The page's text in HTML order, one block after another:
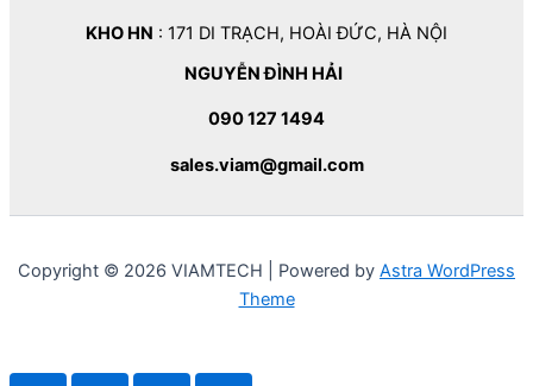
KHO HN : 171 DI TRẠCH, HOÀI ĐỨC, HÀ NỘI
NGUYỄN ĐÌNH HẢI
090 127 1494
sales.viam@gmail.com
Copyright © 2026 VIAMTECH | Powered by Astra WordPress
Theme